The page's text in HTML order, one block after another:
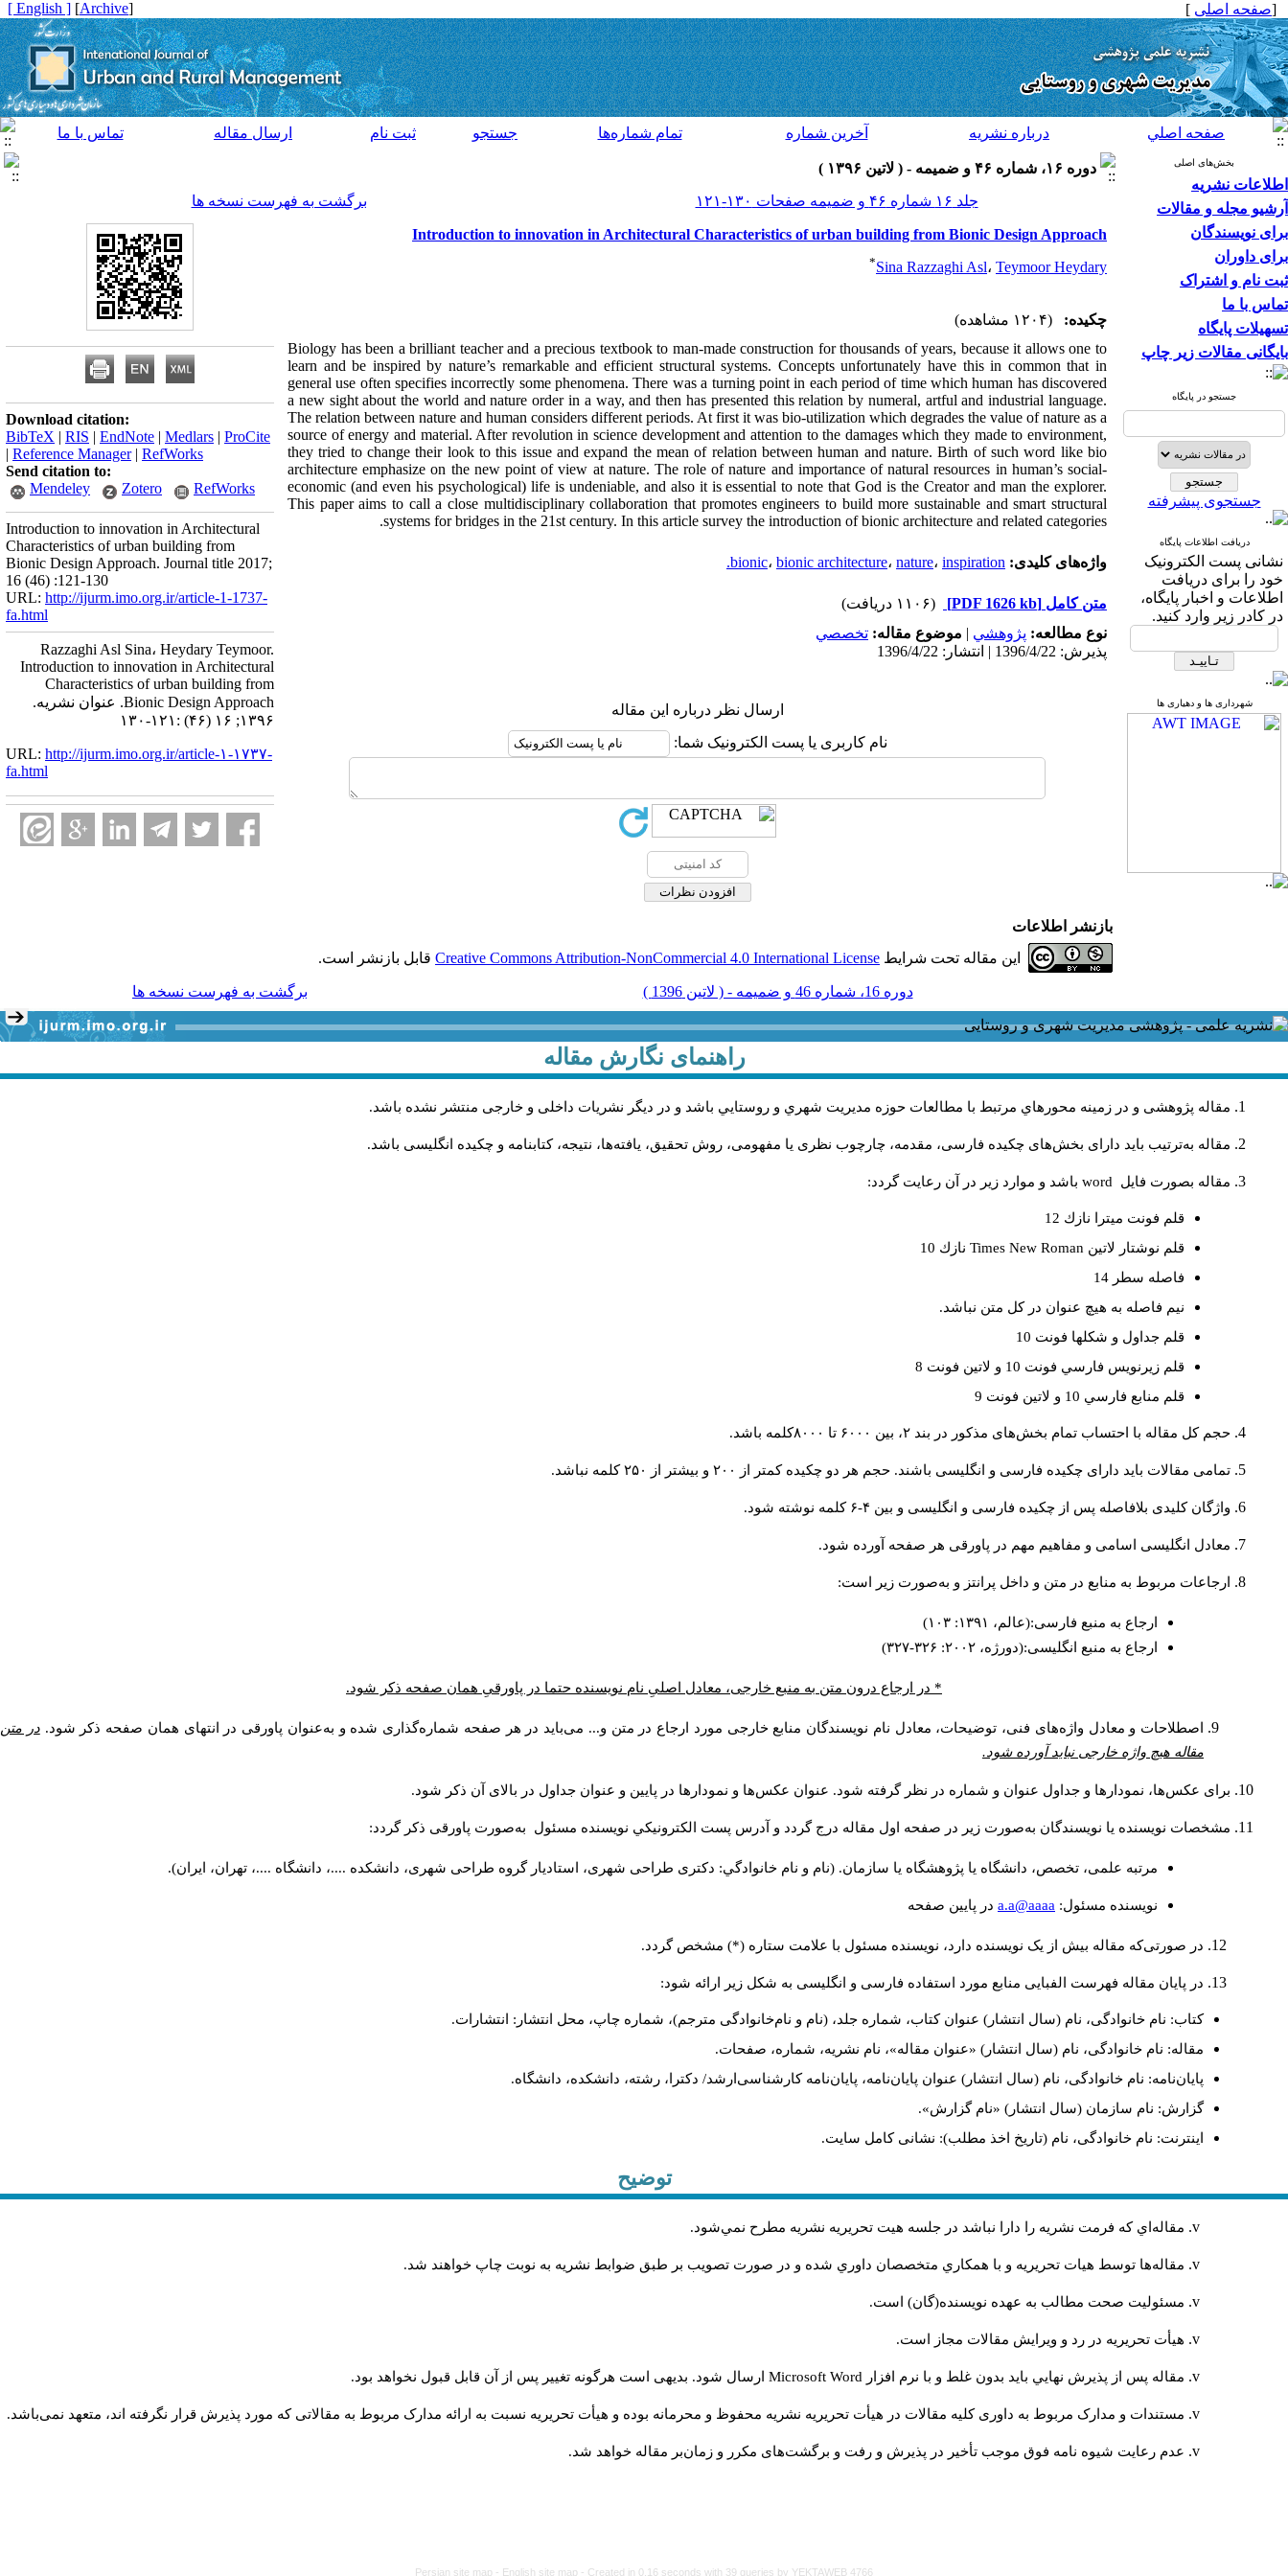
[صفحه اصلی ]
[
Archive
]
[ English ]
صفحه اصلي درباره نشريه آخرين شماره تمام شماره‌ها جستجو ثبت نام ارسال مقاله تماس با ما
بخش‌های اصلی
اطلاعات نشریه
آرشیو مجله و مقالات
برای نویسندگان
برای داوران
ثبت نام و اشتراک
تماس با ما
تسهیلات پایگاه
بایگانی مقالات زیر چاپ
جستجو در پایگاه
جستجوی پیشرفته
دریافت اطلاعات پایگاه
نشانی پست الکترونیک
خود را برای دریافت
اطلاعات و اخبار پایگاه،
در کادر زیر وارد کنید.
شهرداری ها و دهیاری ها
دوره ۱۶، شماره ۴۶ و ضميمه - ( لاتين ۱۳۹۶ )
جلد ۱۶ شماره ۴۶ و ضميمه صفحات ۱۳۰-۱۲۱
برگشت به فهرست نسخه ها
Introduction to innovation in Architectural Characteristics of urban building from Bionic Design Approach
Sina Razzaghi Asl، Teymoor Heydary
*
چکیده:
(۱۲۰۴ مشاهده)
Biology has been a brilliant teacher and a precious textbook to man-made construction for thousands of years, because it allows one to
learn and be inspired by nature’s remarkable and efficient structural systems. Concepts unfortunately have this in common that in
general use often specifies incorrectly some phenomena. There was a turning point in each period of time which human has discovered
a new sight about the world and nature order in a way, and then has presented this relation by numeral, artful and industrial language.
The relation between nature and human considers different periods. At first it was bio-utilization which degrades the value of nature as a
source of energy and material. After revolution in science development and attention to the damages which they made to environment,
they tried to change their look to this issue and expand the mean of relation between human and nature. Birth of such word like bio
architecture emphasize on the new point of view at nature. The role of nature and importance of natural resources in human’s social-
economic (and even his psychological) life is undeniable, and also it is essential to note that God is the Creator and man the explorer.
This paper aims to call a close multidisciplinary collaboration that promotes engineers to build more sustainable and smart structural
systems for bridges in the 21st century. In this article survey the introduction of bionic architecture and related categories.
واژه‌های کلیدی: bionic، bionic architecture، nature، inspiration.
متن کامل [PDF 1626 kb]
(۱۱۰۶ دریافت)
نوع مطالعه: پژوهشي | موضوع مقاله: تخصصي
پذیرش: 1396/4/22 | انتشار: 1396/4/22
ارسال نظر درباره این مقاله
نام کاربری یا پست الکترونیک شما:
Download citation:
BibTeX | RIS | EndNote | Medlars | ProCite
| Reference Manager| RefWorks
Send citation to:
Mendeley
Zotero RefWorks
Introduction to innovation in Architectural
Characteristics of urban building from
Bionic Design Approach. Journal title 2017;
16 (46) :121-130
URL: http://ijurm.imo.org.ir/article-1-1737-
fa.html
Razzaghi Asl Sina، Heydary Teymoor.
Introduction to innovation in Architectural
Characteristics of urban building from
Bionic Design Approach. عنوان نشریه.
۱۳۹۶; ۱۶ (۴۶) :۱۲۱-۱۳۰
URL: http://ijurm.imo.org.ir/article-۱-۱۷۳۷-
fa.html
بازنشر اطلاعات
این مقاله تحت شرایط Creative Commons Attribution-NonCommercial 4.0 International License قابل بازنشر است.
دوره 16، شماره 46 و ضميمه - ( لاتين 1396 ) برگشت به فهرست نسخه ها
راهنمای نگارش مقاله
مقاله پژوهشی و در زمینه محورهاي مرتبط با مطالعات حوزه مديريت شهري و روستايي باشد و در دیگر نشریات داخلی و خارجی منتشر نشده باشد.
مقاله به‌ترتیب باید دارای بخش‌های چکیده فارسی، مقدمه، چارچوب نظری یا مفهومی، روش تحقیق، یافته‌ها، نتیجه، کتابنامه و چکیده انگلیسی باشد.
مقاله بصورت فايل word باشد و موارد زير در آن رعايت گردد:
قلم فونت ميترا نازك 12
قلم نوشتار لاتين Times New Roman نازك 10
فاصله سطر 14
نيم فاصله به هيچ عنوان در كل متن نباشد.
قلم جداول و شكلها فونت 10
قلم زيرنويس فارسي فونت 10 و لاتين فونت 8
قلم منابع فارسي 10 و لاتين فونت 9
حجم کل مقاله با احتساب تمام بخش‌های مذکور در بند ۲، بین ۶۰۰۰ تا ۸۰۰۰کلمه باشد.
تمامی مقالات باید دارای چکیده فارسی و انگلیسی باشند. حجم هر دو چکیده کمتر از ۲۰۰ و بیشتر از ۲۵۰ کلمه نباشد.
واژگان کلیدی بلافاصله پس از چکیده فارسی و انگلیسی و بین ۴-۶ کلمه نوشته شود.
معادل انگلیسی اسامی و مفاهیم مهم در پاورقی هر صفحه آورده شود.
ارجاعات مربوط به منابع در متن و داخل پرانتز و به‌صورت زیر است:
ارجاع به منبع فارسی:(عالم، ۱۳۹۱: ۱۰۳)
ارجاع به منبع انگلیسی:(دورژه، ۲۰۰۲: ۳۲۶-۳۲۷)
* در ارجاع درون متن به منبع خارجی، معادل اصلیِ نام نویسنده حتما در پاورقیِ همان صفحه ذکر شود.
اصطلاحات و معادل واژه‌های فنی، توضیحات، معادل نام نویسندگان منابع خارجی مورد ارجاع در متن و... می‌باید در هر صفحه شماره‌گذاری شده و به‌عنوان پاورقی در انتهای همان صفحه ذکر شود. در متن
مقاله هیچ واژه خارجی نباید آورده شود.
برای عکس‌ها، نمودارها و جداول عنوان و شماره در نظر گرفته شود. عنوان عکس‌ها و نمودارها در پایین و عنوان جداول در بالای آن ذکر شود.
مشخصات نویسنده یا نویسندگان به‌صورت زیر در صفحه اول مقاله درج گردد و آدرس پست الكترونيكي نويسنده مسئول به‌صورت پاورقی ذکر گردد:
مرتبه علمی، تخصص، دانشگاه یا پژوهشگاه یا سازمان. (نام و نام خانوادگي: دکتری طراحی شهری، استادیار گروه طراحی شهری، دانشکده ....، دانشگاه ....، تهران، ایران).
نويسنده مسئول: a.a@aaaa در پايين صفحه
در صورتی‌که مقاله بیش از یک نویسنده دارد، نویسنده مسئول با علامت ستاره (*) مشخص گردد.
در پایان مقاله فهرست الفبایی منابع مورد استفاده فارسی و انگلیسی به شکل زیر ارائه شود:
کتاب: نام خانوادگی، نام (سال انتشار) عنوان کتاب، شماره جلد، (نام و نام‌خانوادگی مترجم)، شماره چاپ، محل انتشار: انتشارات.
مقاله: نام خانوادگی، نام (سال انتشار) «عنوان مقاله»، نام نشریه، شماره، صفحات.
پایان‌نامه: نام خانوادگی، نام (سال انتشار) عنوان پایان‌نامه، پایان‌نامه کارشناسی‌ارشد/ دکترا، رشته، دانشکده، دانشگاه.
گزارش: نام سازمان (سال انتشار) «نام گزارش».
اینترنت: نام خانوادگی، نام (تاریخ اخذ مطلب): نشانی کامل سایت.
توضیح
مقاله‌اي كه فرمت نشريه را دارا نباشد در جلسه هيت تحريريه نشريه مطرح نمي‌شود.
مقاله‌ها توسط هیات تحريريه و با همکاري متخصصان داوري شده و در صورت تصويب بر طبق ضوابط نشريه به نوبت چاپ خواهند شد.
مسئوليت صحت مطالب به عهده نويسنده(گان) است.
هيأت تحريريه در رد و ويرايش مقالات مجاز است.
مقاله پس از پذيرش نهايي باید بدون غلط و با نرم افزار Microsoft Word ارسال شود. بدیهی است هرگونه تغییر پس از آن قابل قبول نخواهد بود.
مستندات و مدارک مربوط به داوری کلیه مقالات در هیأت تحریریه نشریه محفوظ و محرمانه بوده و هیأت تحریریه نسبت به ارائه مدارک مربوط به مقالاتی که مورد پذیرش قرار نگرفته اند، متعهد نمی‌باشد.
عدم رعایت شیوه نامه فوق موجب تأخیر در پذیرش و رفت و برگشت‌‌های مکرر و زمان‌بر مقاله خواهد شد.
Persian site map - English site map - Created in 0.16 seconds with 39 queries by YEKTAWEB 4766